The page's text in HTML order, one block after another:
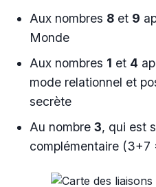
Aux nombres 8 et 9
Monde
Aux nombres 1 et 4
mode relationnel et
secrète
Au nombre3, qui est
complémentaire (3+7